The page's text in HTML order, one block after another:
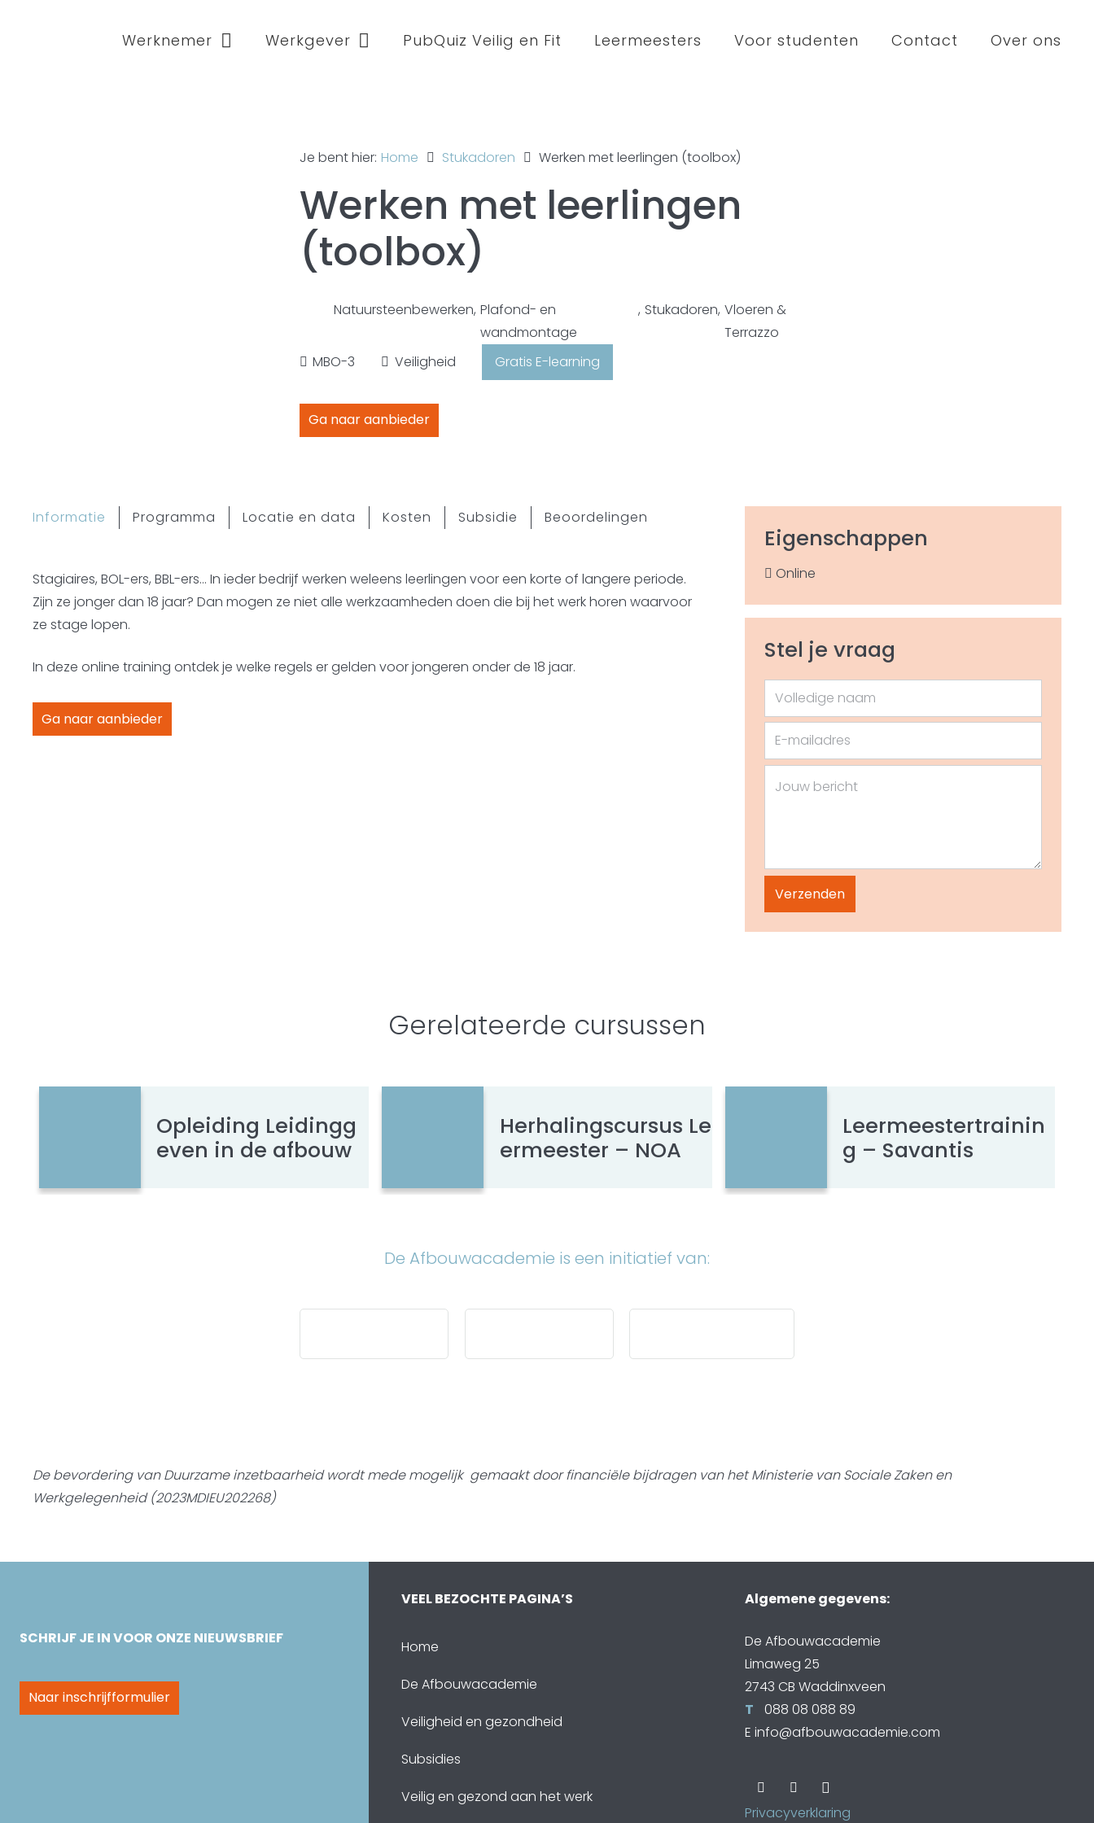
Werknemer Werkgever PubQuiz Veilig en Fit Leermeesters Voor studenten Contact Over ons
Je bent hier: Home Stukadoren Werken met leerlingen (toolbox)
Werken met leerlingen
(toolbox)
Natuursteenbewerken, Plafond- en
wandmontage
, Stukadoren, Vloeren &
Terrazzo
MBO-3
Veiligheid Gratis E-learning
Ga naar aanbieder
Informatie Programma Locatie en data Kosten Subsidie Beoordelingen
Stagiaires, BOL-ers, BBL-ers… In ieder bedrijf werken weleens leerlingen voor een korte of langere periode.
Zijn ze jonger dan 18 jaar? Dan mogen ze niet alle werkzaamheden doen die bij het werk horen waarvoor
ze stage lopen.
In deze online training ontdek je welke regels er gelden voor jongeren onder de 18 jaar.
Ga naar aanbieder
Eigenschappen
Online
Stel je vraag
Gerelateerde cursussen
Opleiding Leidingg
even in de afbouw
Herhalingscursus Le
ermeester – NOA
Leermeestertrainin
g – Savantis
De Afbouwacademie is een initiatief van:
De bevordering van Duurzame inzetbaarheid wordt mede mogelijk gemaakt doorfinanciële bijdragen van het Ministerie van Sociale Zaken en
Werkgelegenheid (2023MDIEU202268)
SCHRIJF JE IN VOOR ONZE NIEUWSBRIEF
Naar inschrijfformulier
VEEL BEZOCHTE PAGINA’S
Home
De Afbouwacademie
Veiligheid en gezondheid
Subsidies
Veilig en gezond aan het werk
Algemene gegevens:
De Afbouwacademie
Limaweg 25
2743 CB Waddinxveen
T
088 08 088 89
E info@afbouwacademie.com
Privacyverklaring